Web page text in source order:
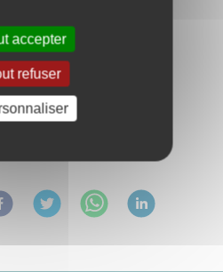
accepter
refuser